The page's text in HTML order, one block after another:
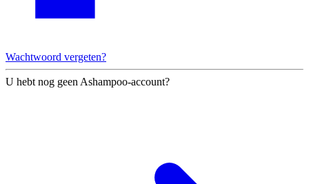
Wachtwoord vergeten?
U hebt nog geen Ashampoo-account?